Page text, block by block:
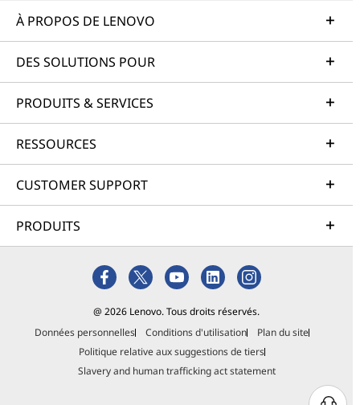
À PROPOS DE LENOVO
DES SOLUTIONS POUR
PRODUITS & SERVICES
RESSOURCES
CUSTOMER SUPPORT
PRODUITS
@ 2026 Lenovo. Tous droits réservés.
Données personnelles
Conditions d'utilisation
Plan du site
Politique relative aux suggestions de tiers
Slavery and human trafficking act statement